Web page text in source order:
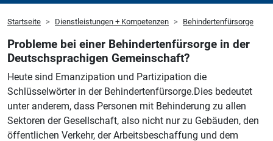
Startseite Dienstleistungen + Kompetenzen Behindertenfürsorge
Probleme bei einer Behindertenfürsorge in der
Deutschsprachigen Gemeinschaft?
Heute sind Emanzipation und Partizipation die
Schlüsselwörter in der Behindertenfürsorge.Dies bedeutet
unter anderem, dass Personen mit Behinderung zu allen
Sektoren der Gesellschaft, also nicht nur zu Gebäuden, den
öffentlichen Verkehr, der Arbeitsbeschaffung und dem